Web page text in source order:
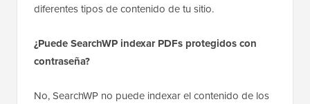
diferentes tipos de contenido de tu sitio.
¿Puede SearchWP indexar PDFs protegidos con
contraseña?
No, SearchWP no puede indexar el contenido de los